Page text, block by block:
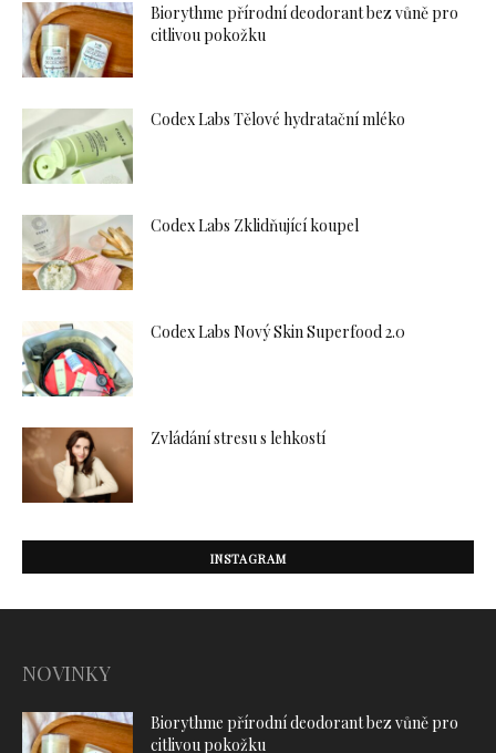
Biorythme přírodní deodorant bez vůně pro
citlivou pokožku
Codex Labs Tělové hydratační mléko
Codex Labs Zklidňující koupel
Codex Labs Nový Skin Superfood 2.0
Zvládání stresu s lehkostí
INSTAGRAM
NOVINKY
Biorythme přírodní deodorant bez vůně pro
citlivou pokožku